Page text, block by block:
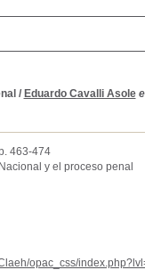
/ Eduardo Cavalli Asole
463-474
y el proceso penal
opac_css/